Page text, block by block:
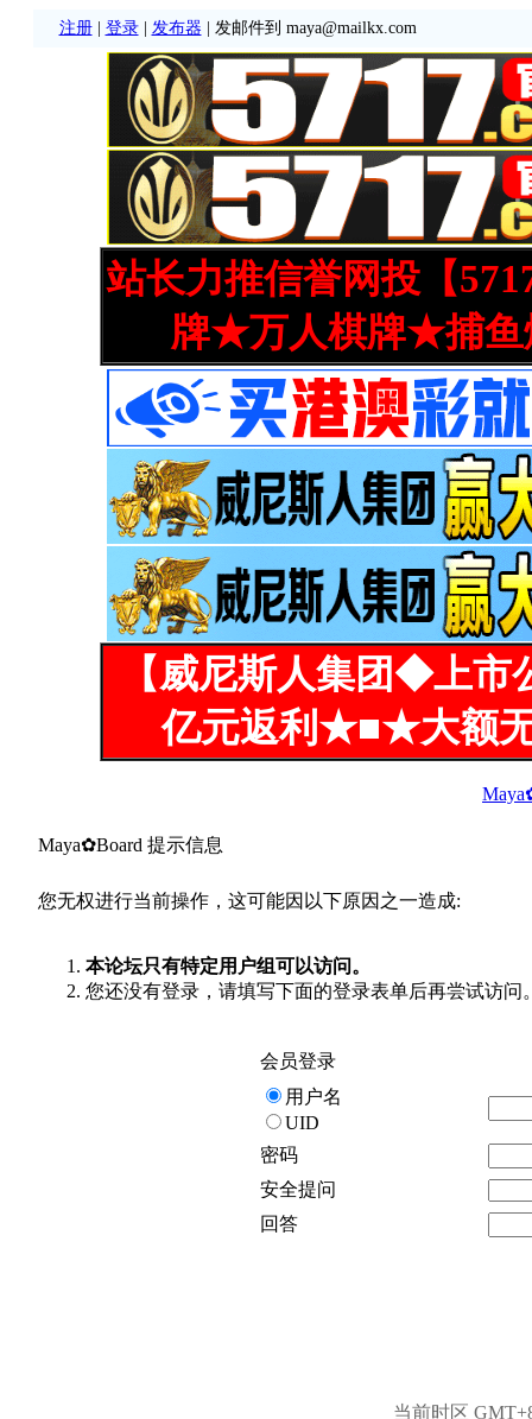
注册| 登录| 发布器 | 发邮件到 maya@mailkx.com
站长力推信誉网投【
牌★万人棋牌★捕鱼
【威尼斯人集团◆上
亿元返利★■★大额
Maya✿Board 提示信息
您无权进行当前操作，这可能因以下原因之一造成:
本论坛只有特定用户组可以访问。
您还没有登录，请填写下面的登录表单后再尝试访问
会员登录
用户名
UID
密码
安全提问
回答
当前时区